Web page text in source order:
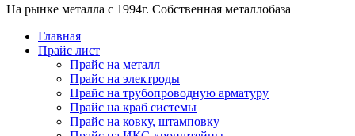
На рынке металла с 1994г. Собственная металлобаза
Главная
Прайс лист
Прайс на металл
Прайс на электроды
Прайс на трубопроводную арматуру
Прайс на краб системы
Прайс на ковку, штамповку